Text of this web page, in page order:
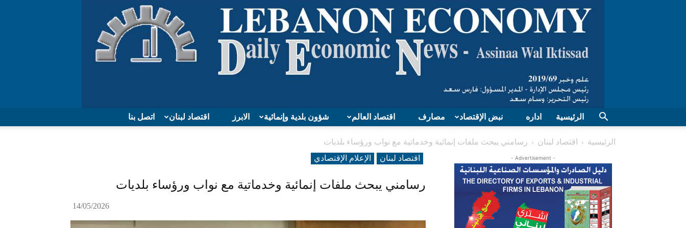
Lebanon
اتصل بنا اقتصاد لبنان الابرز شؤون بلدية وإنمائية اقتصاد العالم مصارف نبض الإقتصاد اداره الرئيسية
الرئيسية اقتصاد لبنان
رسامني يبحث ملفات إنمائية وخدماتية مع نواب ورؤساء بلديات
اقتصاد لبنان
الإعلام الإقتصادي
رسامني يبحث ملفات إنمائية وخدماتية مع نواب ورؤساء بلديات
14/05/2026
- Advertisement -